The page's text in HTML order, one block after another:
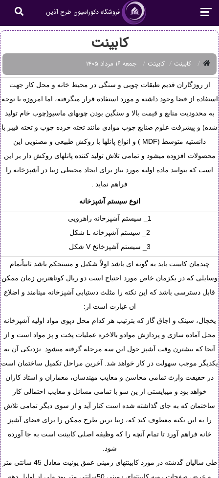
فروشگاه دکوراسیون طرح آذین
کابینت
کابینت کابینت جمعه ۱۶ مرداد ۱۴۰۵
از روزگاران قدیم طبقات چوبی و سنگی در محیط خانه و محل کار جهت
استفاده از فضا وجود داشته و مورد استفاده قرار میگرفته، اما امروزه با توجه
به محدودیت منابع و قیمت بالا و سنگین بودن چوبهای ماسیو(چوب خام تولید
شده) و پیشرفت علوم صنایع چوب موادی مانند تخته خرده چوب و تخته فیبر با
دانستیه متوسط (MDF ) و انواع پانلها با روکش طبیعی و مصنویی این
محصولات افزوده میشود و تمامی تلاش تولید کننده پانلهای روکش دار بر این
است که بتوانند ماده اولیه مورد نیاز برای ایجاد محیطی زیبا در آشپزخانه را
فراهم نماید .
انوع سیستم آشپزخانه
1_ سیستم آشپزخانه راهرویی
2_ سیستم آشپزخانه L شکل
3_ سیستم آشپزخانخ V شکل
چیدمان کابینت باید به گونه ای باشد اولاً شکیل و مستحکم باشد ثانیاًتمام
وسایلی که در یکزمان خاص مورد احتیاج است دو ریال کوتاهترین زمان ممکن
قابل دسترسی باشد که این نکته را مثلث دستیابی آشپزخانه مینامند و اضلاع
ان عبارت است از:
یخچال، سینک و اجاق گاز که بترتیب هر کدام محل دپوی مواد اولیه آشپزخانه
محل آماده سازی و پردازش موادو بالاخره عملیات پخت و پز مواد است و از
آنجا که بیشترن وقت آشپز حول این سه مرحله گرفته میشود. نزدیکی آن به
یکدیگر موجب سهولت در کار خواهد شد. آخرین مراحل تکمیل ساختمان است
در حقیقت وارث تمامی محاسن و معایب مهندسان، معماران و استاد کاران
خواهد بود و میبایستی از ین سو با تمامی مسائل و معایب احتمالی کار
ساختمان که به جای گذاشته شده است کنار آید و از سوی دیگر تمامی تلاش
را به این نکته معطوف کند که، زیبا ترین طرح ممکن را برای فضای آشپز
خانه فراهم آورد تا تمام آنچه را که وظیفه اصلی کابینت است به جا آورده
شود.
طی سالیان گذشته در مورد کابینتهای زمینی عمق یونیت معادل 45 سانتی متر
و عرض صفحات رویه کابینتهای زمینی 50سانتی متر بود ولی از اوایل دهه